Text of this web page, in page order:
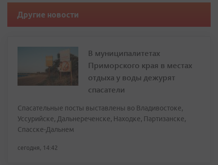
Другие новости
В муниципалитетах
Приморского края в местах
отдыха у воды дежурят
спасатели
Спасательные посты выставлены во Владивостоке,
Уссурийске, Дальнереченске, Находке, Партизанске,
Спасске-Дальнем
сегодня, 14:42